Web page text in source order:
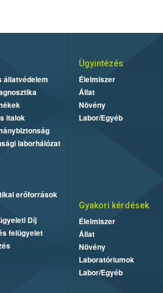
állatvédelem
italok
laborhálózat
erőforrások
Díj
felügyelet
Ügyintézés
Élelmiszer
Állat
Növény
Labor/Egyéb
Gyakori kérdések
Élelmiszer
Állat
Növény
Laboratóriumok
Labor/Egyéb